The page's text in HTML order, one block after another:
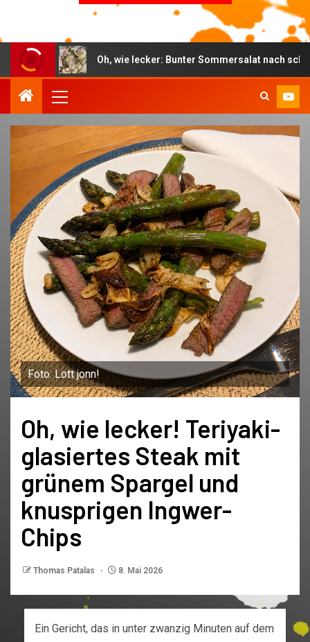
Oh, wie lecker: Bunter Sommersalat nach schwedischer
Foto: Lott jonn!
Oh, wie lecker! Teriyaki-
glasiertes Steak mit
grünem Spargel und
knusprigen Ingwer-
Chips
Thomas Patalas 8. Mai 2026
Ein Gericht, das in unter zwanzig Minuten auf dem